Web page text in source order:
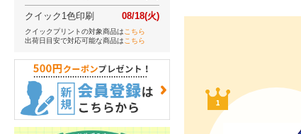
クイック1色印刷 08/18(火)
クイックプリントの対象商品は こちら
出荷日目安で対応可能な商品は こちら